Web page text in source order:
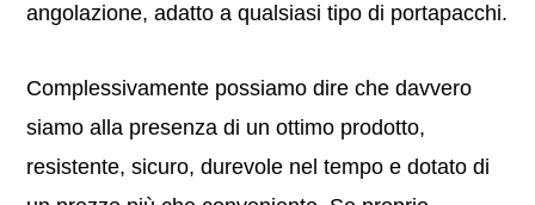
angolazione, adatto a qualsiasi tipo di portapacchi.
Complessivamente possiamo dire che davvero
siamo alla presenza di un ottimo prodotto,
resistente, sicuro, durevole nel tempo e dotato di